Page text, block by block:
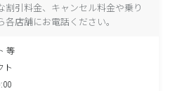
割引料金、キャンセル料金や乗り
店舗にお電話ください。
等
ト